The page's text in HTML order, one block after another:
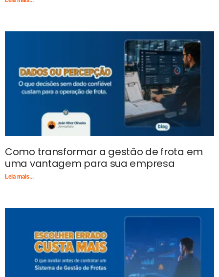
Como transformar a gestão de frota em
uma vantagem para sua empresa
Leia mais...